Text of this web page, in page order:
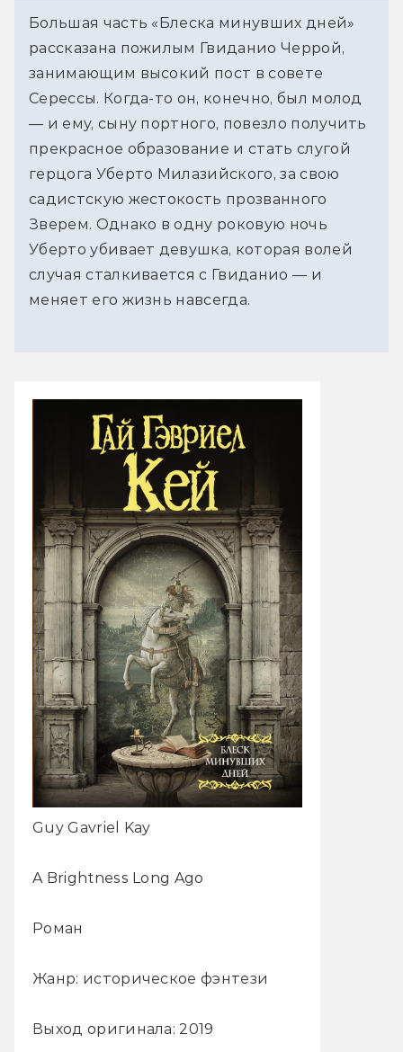
Большая часть «Блеска минувших дней»
рассказана пожилым Гвиданио Черрой,
занимающим высокий пост в совете
Серессы. Когда-то он, конечно, был молод
— и ему, сыну портного, повезло получить
прекрасное образование и стать слугой
герцога Уберто Милазийского, за свою
садистскую жестокость прозванного
Зверем. Однако в одну роковую ночь
Уберто убивает девушка, которая волей
случая сталкивается с Гвиданио — и
меняет его жизнь навсегда.
Guy Gavriel Kay
A Brightness Long Ago
Роман
Жанр: историческое фэнтези
Выход оригинала: 2019